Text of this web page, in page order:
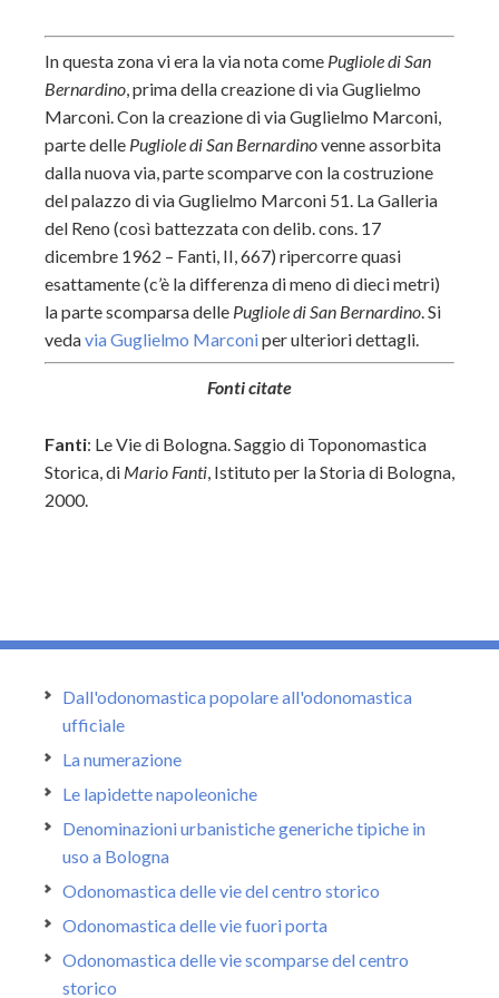
In questa zona vi era la via nota come Pugliole di San
Bernardino, prima della creazione di via Guglielmo
Marconi. Con la creazione di via Guglielmo Marconi,
parte delle Pugliole di San Bernardinovenne assorbita
dalla nuova via, parte scomparve con la costruzione
del palazzo di via Guglielmo Marconi 51. La Galleria
del Reno (così battezzata con delib. cons. 17
dicembre 1962 – Fanti, II, 667) ripercorre quasi
esattamente (c’è la differenza di meno di dieci metri)
la parte scomparsa delle Pugliole di San Bernardino. Si
vedavia Guglielmo Marconiper ulteriori dettagli.
Fonti citate
Fanti: Le Vie di Bologna. Saggio di Toponomastica
Storica, di Mario Fanti, Istituto per la Storia di Bologna,
2000.
Dall'odonomastica popolare all'odonomastica
ufficiale
La numerazione
Le lapidette napoleoniche
Denominazioni urbanistiche generiche tipiche in
uso a Bologna
Odonomastica delle vie del centro storico
Odonomastica delle vie fuori porta
Odonomastica delle vie scomparse del centro
storico